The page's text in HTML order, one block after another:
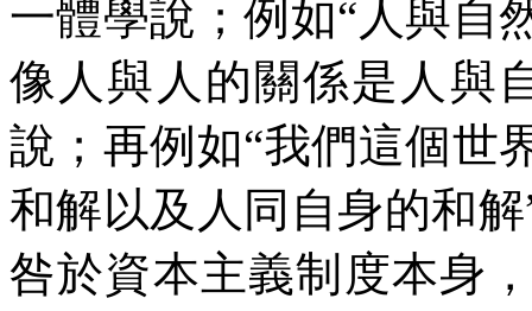
一體學說；例如“人與自
像人與人的關係是人與
說；再例如“我們這個世
和解以及人同自身的和
咎於資本主義制度本身